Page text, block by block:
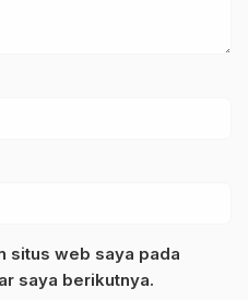
situs web saya pada
saya berikutnya.